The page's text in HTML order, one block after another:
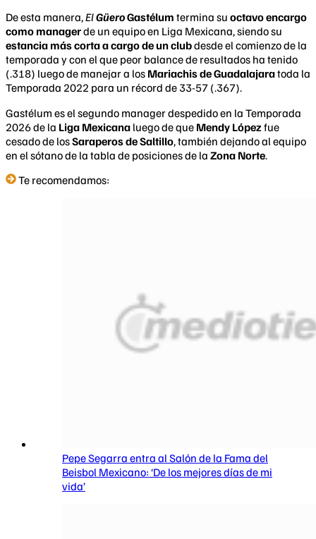
De esta manera,ElGüeroGastélum termina su octavo encargo
como managerde un equipo en Liga Mexicana, siendo su
estancia más corta a cargo de un clubdesde el comienzo de la
temporada y con el que peor balance de resultados ha tenido
(.318) luego de manejar a los Mariachis de Guadalajaratoda la
Temporada 2022 para un récord de 33-57 (.367).
Gastélum es el segundo manager despedido en la Temporada
2026 de la Liga Mexicana luego de que Mendy López fue
cesado de losSaraperos de Saltillo, también dejando al equipo
en el sótano de la tabla de posiciones de la Zona Norte.
Te recomendamos:
Pepe Segarra entra al Salón de la Fama del
Beisbol Mexicano: ‘De los mejores días de mi
vida’